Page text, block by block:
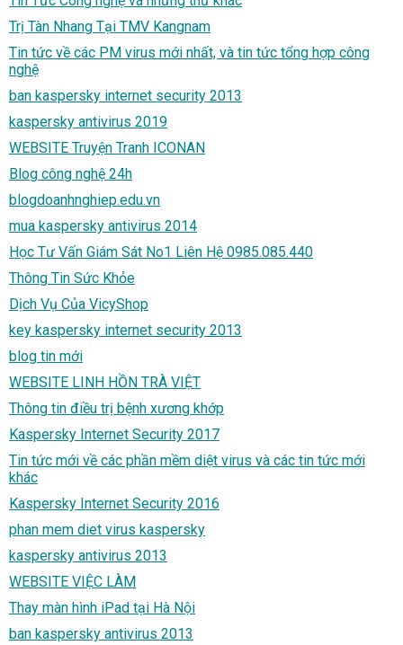
Trị Tàn Nhang Tại TMV Kangnam
Tin tức về các PM virus mới nhất, và tin tức tổng hợp công
nghệ
ban kaspersky internet security 2013
kaspersky antivirus 2019
WEBSITE Truyện Tranh ICONAN
Blog công nghệ 24h
blogdoanhnghiep.edu.vn
mua kaspersky antivirus 2014
Học Tư Vấn Giám Sát No1 Liên Hệ 0985.085.440
Thông Tin Sức Khỏe
Dịch Vụ Của VicyShop
key kaspersky internet security 2013
blog tin mới
WEBSITE LINH HỒN TRÀ VIỆT
Thông tin điều trị bệnh xương khớp
Kaspersky Internet Security 2017
Tin tức mới về các phần mềm diệt virus và các tin tức mới
khác
Kaspersky Internet Security 2016
phan mem diet virus kaspersky
kaspersky antivirus 2013
WEBSITE VIỆC LÀM
Thay màn hình iPad tại Hà Nội
ban kaspersky antivirus 2013